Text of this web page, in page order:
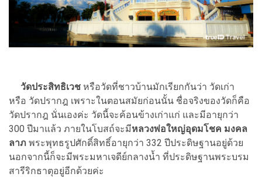
วัดประสิทธิเวช หรือวัดที่ชาวบ้านมักเรียกกันว่า วัดเก่า
หรือ วัดปรากฎ เพราะในตอนสมัยก่อนนั้น ชื่อจริงของวัดก็คือ
วัดปรากฎ นั่นเองค่ะ วัดนี้จะค้อนข้างเก่าแก่ และมีอายุกว่า
300 ปีมาแล้ว ภายในโบสถ์จะมีหลวงพ่อใหญ่อุดมโชค มงคล
ลาภ พระพุทธรูปศักดิ์สิทธิ์อายุกว่า 332 ปีประดิษฐานอยู่ด้วย
นอกจากนี้ก็จะมีพระมหาเจดีย์กลางน้ำ ที่ประดิษฐานพระบรม
สารีริกธาตุอยู่อีกด้วยค่ะ